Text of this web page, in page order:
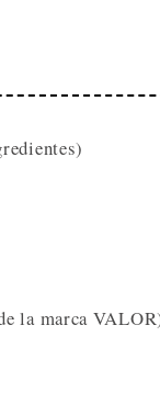
la marca